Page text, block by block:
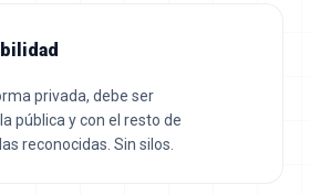
privada, debe ser
pública y con el resto de
reconocidas. Sin silos.